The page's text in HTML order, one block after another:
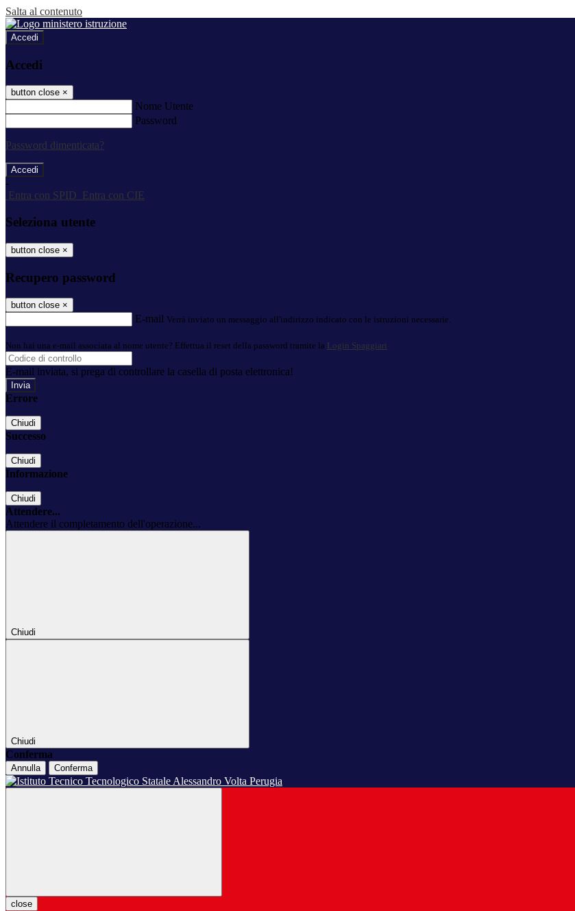
Salta al contenuto
Accedi
Accedi
button close ×
Nome Utente
Password
Password dimenticata?
-
Entra con SPID
Entra con CIE
Seleziona utente
button close ×
Recupero password
button close ×
E-mail Verrà inviato un messaggio all'indirizzo indicato con le istruzioni necessarie.
Non hai una e-mail associata al nome utente? Effettua il reset della password tramite la Login Spaggiari
E-mail inviata, si prega di controllare la casella di posta elettronica!
Errore
Chiudi
Successo
Chiudi
Informazione
Chiudi
Attendere...
Attendere il completamento dell'operazione...
Chiudi
Chiudi
Conferma
Annulla Conferma
close